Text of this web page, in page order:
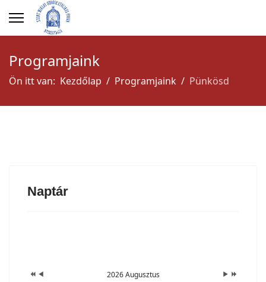
Programjaink
Ön itt van: Kezdőlap Programjaink Pünkösd
Naptár
hónap
2026 Augusztus